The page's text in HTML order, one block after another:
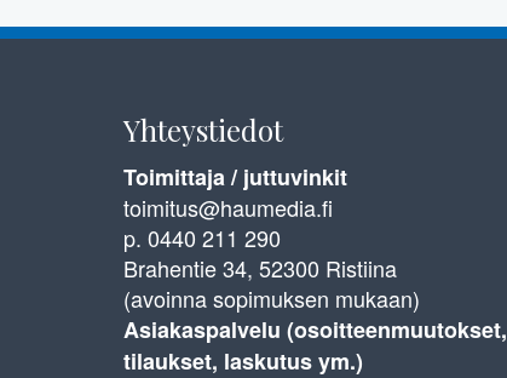
Yhteystiedot
Toimittaja / juttuvinkit
toimitus@haumedia.fi
p. 0440 211 290
Brahentie 34, 52300 Ristiina
(avoinna sopimuksen mukaan)
Asiakaspalvelu (osoitteenmuutokset,
tilaukset, laskutus ym.)